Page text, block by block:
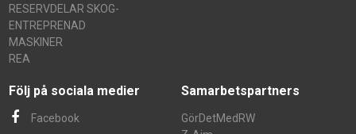
RESERVDELAR SKOG-
ENTREPRENAD
MASKINER
REA
Följ på sociala medier
Facebook
Samarbetspartners
GörDetMedRW